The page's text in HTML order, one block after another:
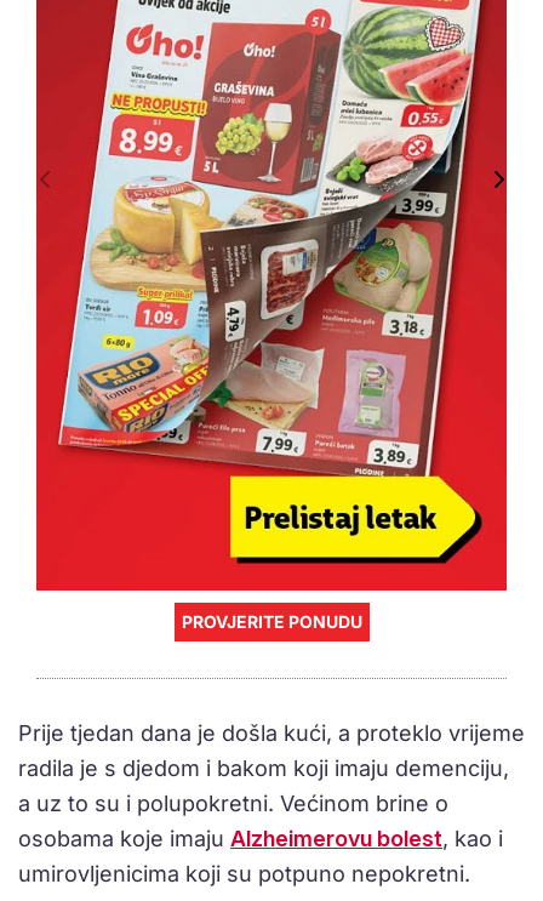
PROVJERITE PONUDU
Prije tjedan dana je došla kući, a proteklo vrijeme
radila je s djedom i bakom koji imaju demenciju,
a uz to su i polupokretni. Većinom brine o
osobama koje imaju Alzheimerovu bolest, kao i
umirovljenicima koji su potpuno nepokretni.